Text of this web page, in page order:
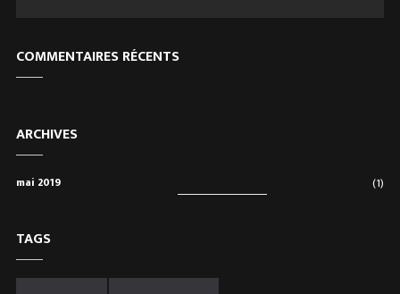
COMMENTAIRES RÉCENTS
ARCHIVES
mai 2019 (1)
TAGS